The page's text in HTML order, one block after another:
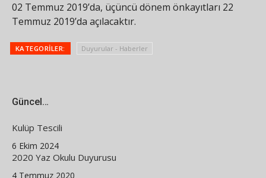
02 Temmuz 2019’da, üçüncü dönem önkayıtları 22
Temmuz 2019’da açılacaktır.
KATEGORILER: Duyurular - Haberler
Güncel…
Kulüp Tescili
6 Ekim 2024
2020 Yaz Okulu Duyurusu
4 Temmuz 2020